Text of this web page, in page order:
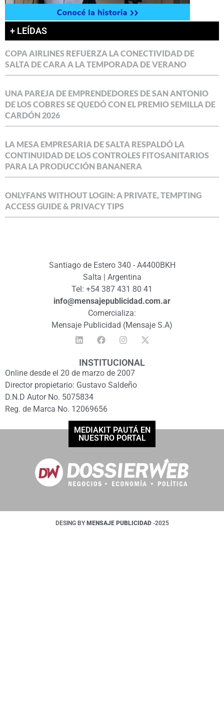
+ LEÍDAS
COPA AIRLINES REFUERZA LA CONECTIVIDAD DE
SALTA DE CARA A LA TEMPORADA DE VERANO
UNA PAREJA DE EMPRENDEDORES DE SAN ANTONIO
DE LOS COBRES SE QUEDÓ CON EL PREMIO SEMILLA DE
CARDÓN 2026
LA MESA EMPRESARIA DE SALTA RESPALDÓ LA
CONTINUIDAD DE LOS CONTROLES FITOSANITARIOS
PARA LA PRODUCCIÓN BANANERA
ONLYFANS WITHOUT LOGIN: A PRIVATE, TEMPTING
ACCESS GUIDE & PRIVACY TIPS
Santiago de Estero 340 - A4400BKH
Salta | Argentina
Tel: +54 387 431 80 41
info@mensajepublicidad.com.ar
Comercializa:
Mensaje Publicidad (Mensaje S.A)
INSTITUCIONAL
Online desde el 20 de marzo de 2007
Director propietario: Gustavo Saldeño
D.N.D Autor No. 5075834
Reg. de Marca No. 12069656
MEDIAKIT PAUTÁ EN
NUESTRO PORTAL
DESING BY MENSAJE PUBLICIDAD -2025